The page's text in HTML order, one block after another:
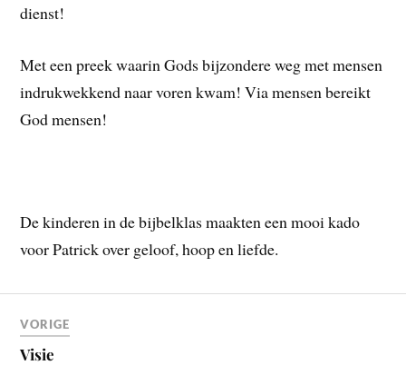
dienst!
Met een preek waarin Gods bijzondere weg met mensen
indrukwekkend naar voren kwam! Via mensen bereikt
God mensen!
De kinderen in de bijbelklas maakten een mooi kado
voor Patrick over geloof, hoop en liefde.
VORIGE
Visie